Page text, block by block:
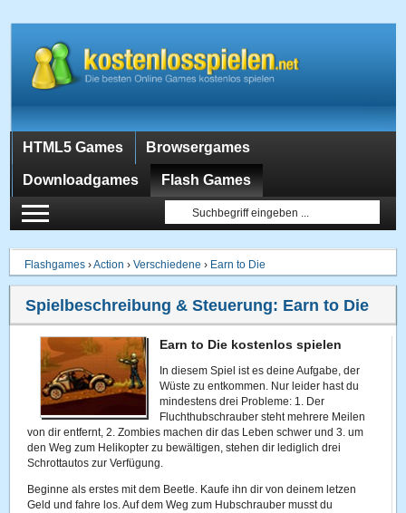
HTML5 Games Browsergames
Downloadgames Flash Games
Flashgames ›Action ›Verschiedene › Earn to Die
Spielbeschreibung & Steuerung: Earn to Die
Earn to Die kostenlos spielen
In diesem Spiel ist es deine Aufgabe, der
Wüste zu entkommen. Nur leider hast du
mindestens drei Probleme: 1. Der
Fluchthubschrauber steht mehrere Meilen
von dir entfernt, 2. Zombies machen dir das Leben schwer und 3. um
den Weg zum Helikopter zu bewältigen, stehen dir lediglich drei
Schrottautos zur Verfügung.
Beginne als erstes mit dem Beetle. Kaufe ihn dir von deinem letzen
Geld und fahre los. Auf dem Weg zum Hubschrauber musst du